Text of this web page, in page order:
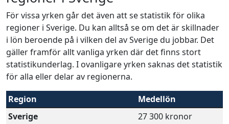
För vissa yrken går det även att se statistik för olika
regioner i Sverige. Du kan alltså se om det är skillnader
i lön beroende på i vilken del av Sverige du jobbar. Det
gäller framför allt vanliga yrken där det finns stort
statistikunderlag. I ovanligare yrken saknas det statistik
för alla eller delar av regionerna.
Region
Medellön
Sverige
27 300 kronor